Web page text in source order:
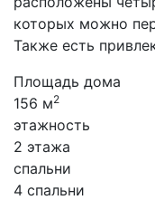
которых можно
Также есть
Площадь дома
156 м2
этажность
2 этажа
спальни
4 спальни